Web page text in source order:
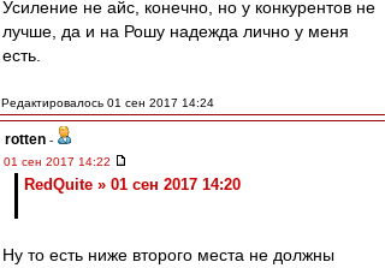
Усиление не айс, конечно, но у конкурентов не
лучше, да и на Рошу надежда лично у меня
есть.
Редактировалось 01 сен 2017 14:24
rotten -
01 сен 2017 14:22
RedQuite » 01 сен 2017 14:20
Ну то есть ниже второго места не должны